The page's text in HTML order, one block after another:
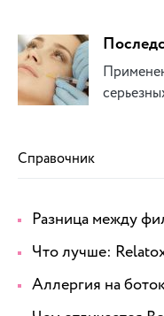
Справочник
Разница между
Что лучше:
Аллергия на